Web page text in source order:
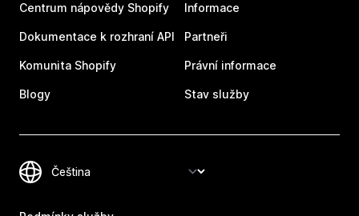
Centrum nápovědy Shopify
Dokumentace k rozhraní API
Komunita Shopify
Blogy
Informace
Partneři
Právní informace
Stav služby